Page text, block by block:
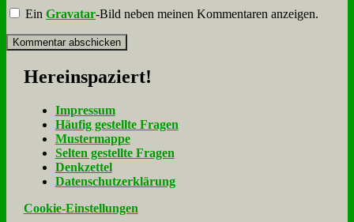
EinGravatar-Bild neben meinen Kommentaren anzeigen.
Her­ein­spa­ziert!
Im­pres­sum
Häu­fig ge­stell­te Fra­gen
Mu­ster­map­pe
Sel­ten ge­stell­te Fra­gen
Denk­zet­tel
Da­ten­schutz­er­klä­rung
Cookie-Einstellungen